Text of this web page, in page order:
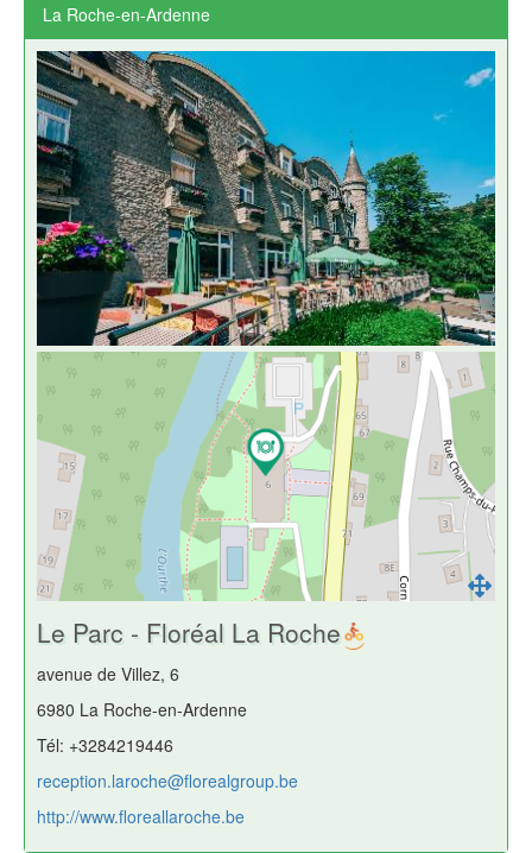
La Roche-en-Ardenne
Le Parc - Floréal La Roche
avenue de Villez, 6
6980 La Roche-en-Ardenne
Tél: +3284219446
reception.laroche@florealgroup.be
http://www.floreallaroche.be